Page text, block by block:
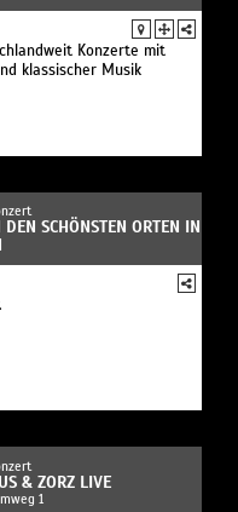
Konzerte mit
klassischer Musik
SCHÖNSTEN ORTEN IN
& ZORZ LIVE
1